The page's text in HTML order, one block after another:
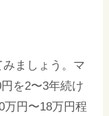
ましょう。マ
を2〜3年続け
万円〜18万円程